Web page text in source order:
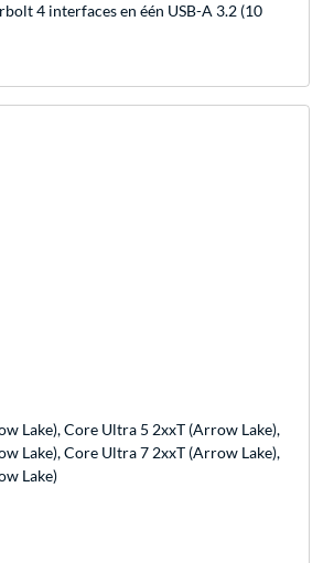
4 interfaces en één USB-A 3.2 (10
Lake), Core Ultra 5 2xxT (Arrow Lake),
Lake), Core Ultra 7 2xxT (Arrow Lake),
Lake)